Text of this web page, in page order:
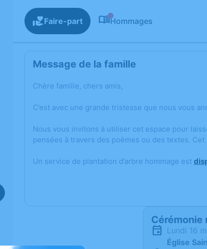
Faire-part Hommages
Message de la famille
Chère famille, chers amis,
C’est avec une grande tristesse que nous vous
Nous vous invitons à utiliser cet espace pour
pensées à travers des poèmes ou des textes.
Un service de plantation d’arbre hommage est
Cérémonie
lundi 16
Église